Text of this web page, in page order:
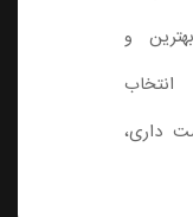
و
داری،